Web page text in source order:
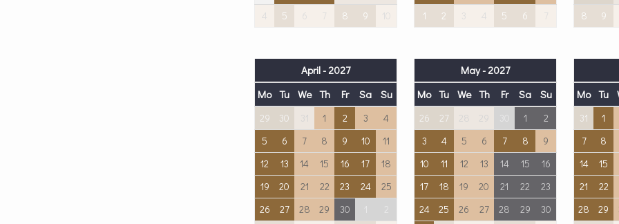
4
5 8 9 10
1
2 4 5 6
8
9
April - 2027
Mo Tu We Th Fr Sa Su
29 30 31 1 2 3
4
5
6 7 8 9 10
11
12
13 14 15 16 17
18
19
20 21 22 23 24
25
26
27 28 29 30
May - 2027
Mo Tu We Th Fr Sa Su
26 27 28 1
2
3
4 5 6 7 8
9
10
11 12 13 14 15
16
17
18 19 20 21 22
23
24
25 26 27 28 29
30
Mo Tu
31 1
7
8
14
15
21
22
28
29